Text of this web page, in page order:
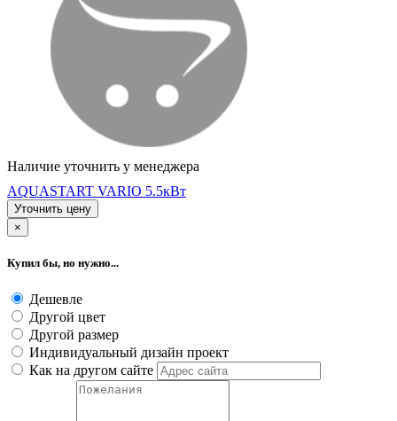
Наличие уточнить у менеджера
AQUASTART VARIO 5.5кВт
Уточнить цену
×
Купил бы, но нужно...
Дешевле
Другой цвет
Другой размер
Индивидуальный дизайн проект
Как на другом сайте